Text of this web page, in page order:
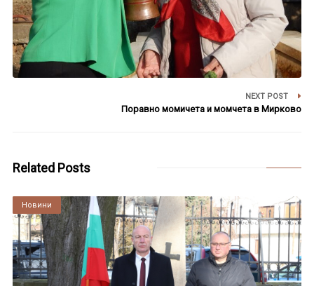
NEXT POST
Поравно момичета и момчета в Мирково
Related Posts
Култура
Новини